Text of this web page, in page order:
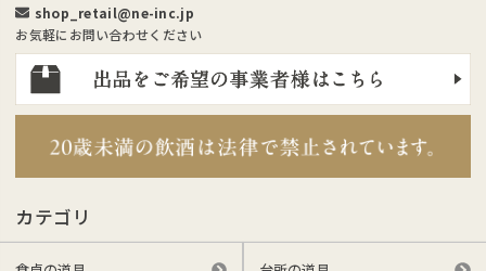
shop_retail@ne-inc.jp
お気軽にお問い合わせください
カテゴリ